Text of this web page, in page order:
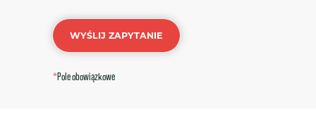
WYŚLIJ ZAPYTANIE
*Pole obowiązkowe